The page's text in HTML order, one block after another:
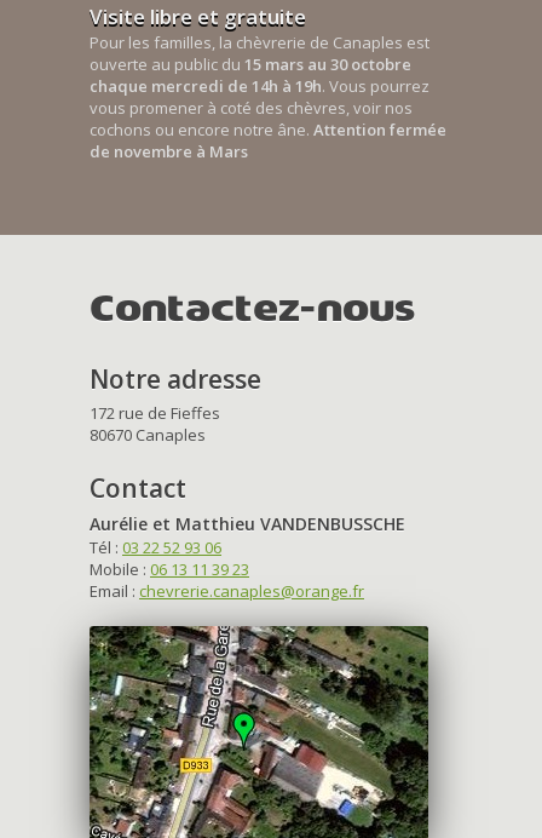
Visite libre et gratuite
Pour les familles, la chèvrerie de Canaples est
ouverte au public du 15 mars au 30 octobre
chaque mercredi de 14h à 19h. Vous pourrez
vous promener à coté des chèvres, voir nos
cochons ou encore notre âne. Attention fermée
de novembre à Mars
Contactez-nous
Notre adresse
172 rue de Fieffes
80670 Canaples
Contact
Aurélie et Matthieu VANDENBUSSCHE
Tél : 03 22 52 93 06
Mobile : 06 13 11 39 23
Email : chevrerie.canaples@orange.fr